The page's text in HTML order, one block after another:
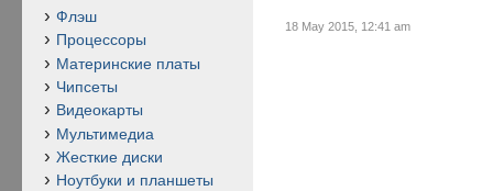
18 May 2015, 12:41 am
Флэш
Процессоры
Материнские платы
Чипсеты
Видеокарты
Мультимедиа
Жесткие диски
Ноутбуки и планшеты